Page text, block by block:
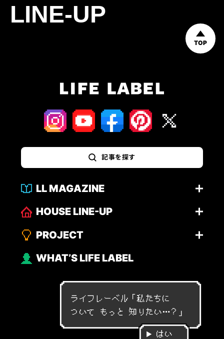
LINE-UP
TOP
記事を探す
LL MAGAZINE
HOUSE LINE-UP
PROJECT
WHAT’S LIFE LABEL
ライフレーベル「私 たちに
つ いて も っ と 知 り た い…？ 」
はい